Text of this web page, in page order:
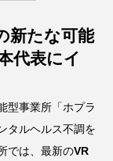
新たな可能
代表にイ
型事業所「ホプラ
タルヘルス不調を
では、最新のVR